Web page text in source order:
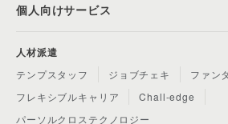
個人向けサービス
人材派遣
テンプスタッフ ジョブチェキ
ファン
フレキシブルキャリア
Chall-edge
パーソルクロステクノロジー